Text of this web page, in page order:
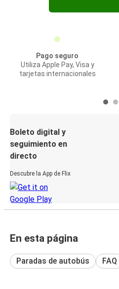
Pago seguro
Utiliza Apple Pay, Visa y
tarjetas internacionales
Boleto digital y
seguimiento en
directo
Descubre la App de Flix
En esta página
Paradas de autobús FAQ